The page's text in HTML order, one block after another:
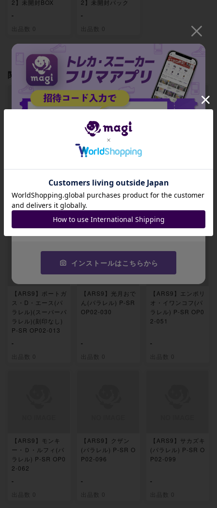
2】未開封BOX
-
出品数 0
2】未開封パック
-
出品数 0
関連製品
-
出品数 0
【ARS9】ポートガ
2-013
-
出品数 0
-
出品数 0
【ARS9】ポートガ
ス・D・エース(パ
ラレル)(スーパーパ
ラレル)(刻印なし)
P-SR OP02-013
-
出品数 0
【ARS9】光月おで
ん(パラレル) P-SR
OP02-030
-
出品数 0
【ARS9】エンポリ
オ・イワンコフ(パ
ラレル) P-SR OP0
2-051
-
出品数 0
【ARS9】モンキ
ー・Ｄ・ルフィ(パ
ラレル) P-SR OP0
2-062
-
出品数 0
【ARS9】クザン
(パラレル) P-SR O
P02-096
-
出品数 0
【ARS9】サカズキ
(パラレル) P-SR O
P02-099
-
出品数 0
招待コード
JA9XS8
コピーする
インストールはこちらから